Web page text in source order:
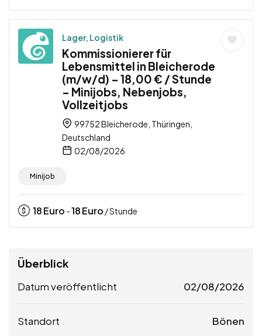
Lager, Logistik
Kommissionierer für
Lebensmittel in Bleicherode
(m/w/d) – 18,00 € / Stunde
– Minijobs, Nebenjobs,
Vollzeitjobs
99752 Bleicherode, Thüringen,
Deutschland
02/08/2026
Minijob
18Euro -18Euro / Stunde
Überblick
Datum veröffentlicht 02/08/2026
Standort Bönen